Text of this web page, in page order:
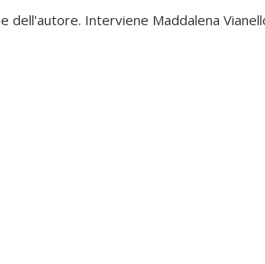
dell'autore. Interviene Maddalena